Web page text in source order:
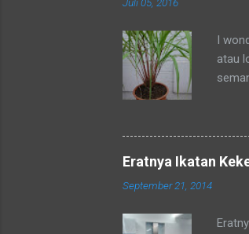
Juli 05, 2016
I
atau
Eratnya Ikatan
September 21, 2014